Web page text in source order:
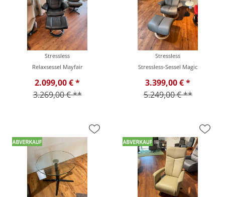
Stressless
Relaxsessel Mayfair
2.099,00 € *
3.269,00 € **
Stressless
Stressless-Sessel Magic
3.399,00 € *
5.249,00 € **